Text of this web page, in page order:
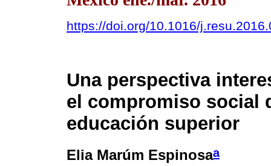
https://doi.org/10.1016/
Una perspectiva
el compromiso social
educación superior
Elia Marúm Espinosaa